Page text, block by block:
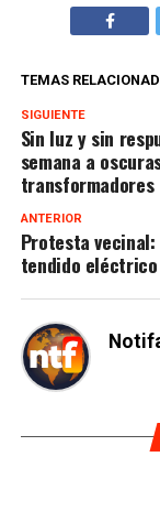
TEMAS
SIGUIENTE
Sin luz y sin
semana a
transformadores
ANTERIOR
Protesta
tendido